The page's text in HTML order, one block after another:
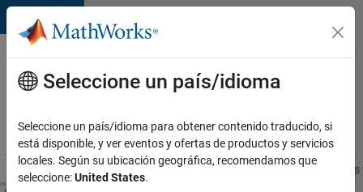
Saltar al contenido
Ofertas
de
empleo
MathWorks
Visión general Búsqueda de empleo Oficinas locales
Seleccione un país/idioma
Seleccione un país/idioma para obtener contenido traducido, si
está disponible, y ver eventos y ofertas de productos y servicios
locales. Según su ubicación geográfica, recomendamos que
seleccione:United States.